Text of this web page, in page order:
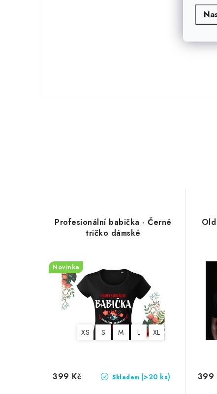
Profesionální babička - Černé
tričko dámské
Novinka
XS S M L XL
Skladem (>20 ks)
399 Kč 399